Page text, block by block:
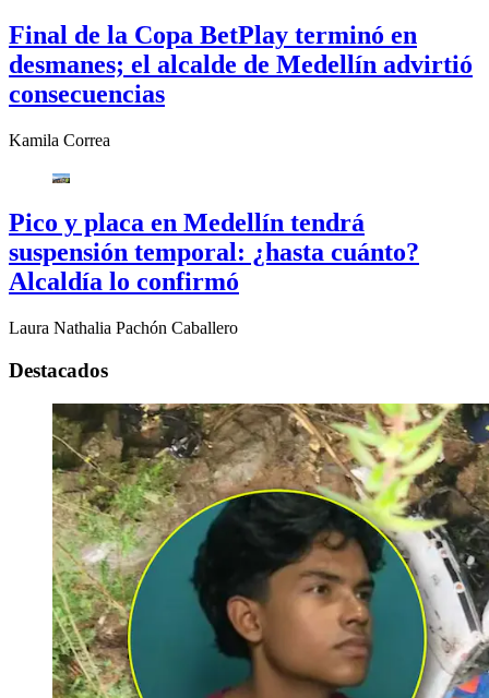
Final de la Copa BetPlay terminó en
desmanes; el alcalde de Medellín advirtió
consecuencias
Kamila Correa
Pico y placa en Medellín tendrá
suspensión temporal: ¿hasta cuánto?
Alcaldía lo confirmó
Laura Nathalia Pachón Caballero
Destacados